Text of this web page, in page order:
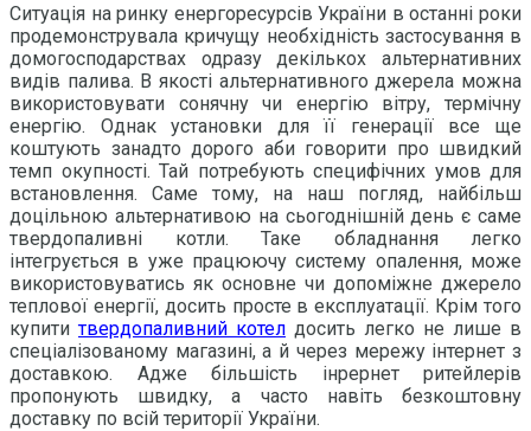
Ситуація на ринку енергоресурсів України в останні роки
продемонструвала кричущу необхідність застосування в
домогосподарствах одразу декількох альтернативних
видів палива. В якості альтернативного джерела можна
використовувати сонячну чи енергію вітру, термічну
енергію. Однак установки для її генерації все ще
коштують занадто дорого аби говорити про швидкий
темп окупності. Тай потребують специфічних умов для
встановлення. Саме тому, на наш погляд, найбільш
доцільною альтернативою на сьогоднішній день є саме
твердопаливні котли. Таке обладнання легко
інтегрується в уже працюючу систему опалення, може
використовуватись як основне чи допоміжне джерело
теплової енергії, досить просте в експлуатації. Крім того
купититвердопаливний котел досить легко не лише в
спеціалізованому магазині, а й через мережу інтернет з
доставкою. Адже більшість інрернет ритейлерів
пропонують швидку, а часто навіть безкоштовну
доставку по всій території України.